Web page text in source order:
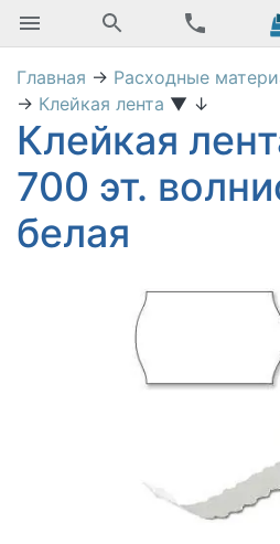
Главная → Расходные
→ Клейкая лента ▼ ↓
Клейкая
700 эт.
белая